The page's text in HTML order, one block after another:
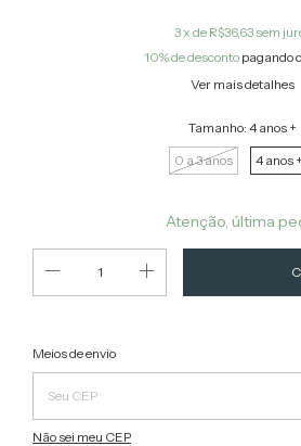
3 x de R$36,63 sem
10% de desconto pagando
Ver mais detalhes
Tamanho: 4 anos +
0 a 3 anos
4 anos +
Atenção, última
Entregas para o CEP:
Meios de envio
Não sei meu CEP